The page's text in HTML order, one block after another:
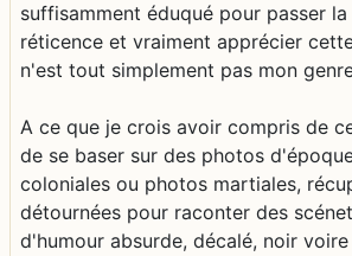
suffisamment éduqué pour passer
réticence et vraiment apprécier
n'est tout simplement pas mon
A ce que je crois avoir compris de
de se baser sur des photos
coloniales ou photos martiales,
détournées pour raconter des
d'humour absurde, décalé, noir